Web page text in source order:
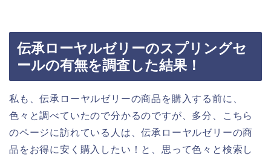
伝承ローヤルゼリーのスプリングセ
ールの有無を調査した結果！
私も、伝承ローヤルゼリーの商品を購入する前に、
色々と調べていたので分かるのですが、多分、こちら
のページに訪れている人は、伝承ローヤルゼリーの商
品をお得に安く購入したい！と、思って色々と検索し